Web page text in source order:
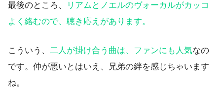
最後のところ、
リアムとノエルのヴォーカルがカッコ
よく絡むので、聴き応えがあります。
こういう、 二人が掛け合う曲は、ファンにも人気なの
です。仲が悪いとはいえ、兄弟の絆を感じちゃいます
ね。